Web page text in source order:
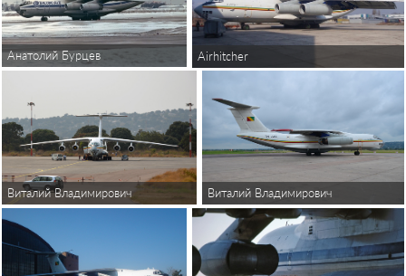
Анатолий Бурцев Airhitcher
Виталий Владимирович Виталий Владимирович